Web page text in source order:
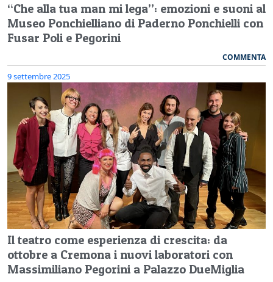
“Che alla tua man mi lega”: emozioni e suoni al
Museo Ponchielliano di Paderno Ponchielli con
Fusar Poli e Pegorini
COMMENTA
9 settembre 2025
Il teatro come esperienza di crescita: da
ottobre a Cremona i nuovi laboratori con
Massimiliano Pegorini a Palazzo DueMiglia